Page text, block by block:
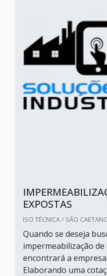
EXPOSTAS
ISO TÉCNICA / SÃO
Quando se deseja
impermeabilização
encontrará a
Elaborando uma